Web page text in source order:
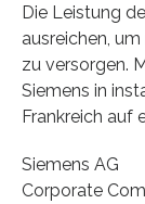
Die Leistung
ausreichen,
zu versorgen.
Siemens in
Frankreich auf
Siemens AG
Corporate